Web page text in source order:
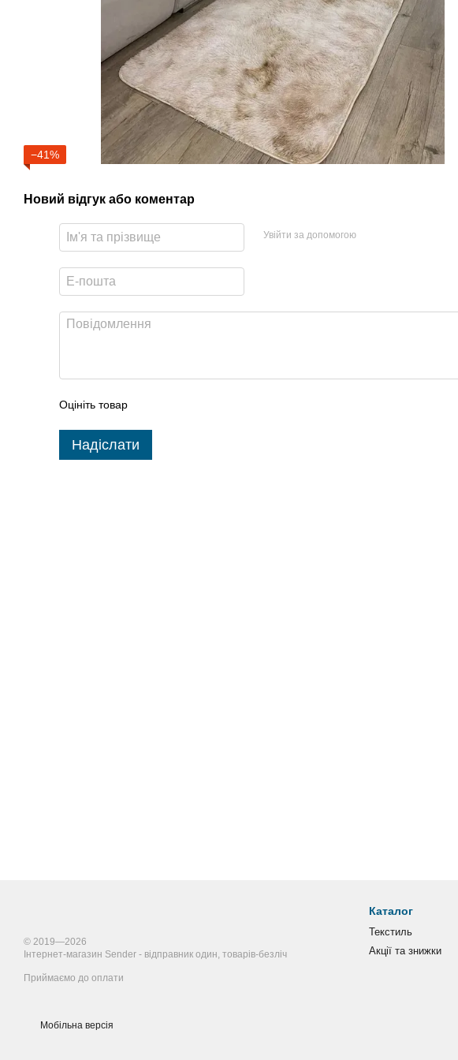
−41%
Новий відгук або коментар
Увійти за допомогою
Оцініть товар
Надіслати
© 2019—2026
Інтернет-магазин Sender - відправник один, товарів-безліч
Приймаємо до оплати
Мобільна версія
Каталог
Текстиль
Акції та знижки